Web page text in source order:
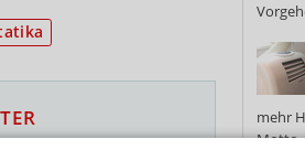
mehr
Motto